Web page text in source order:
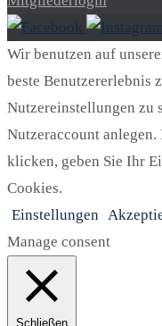
Wir benutzen auf
beste Benutzererlebnis
Nutzereinstellungen zu
Nutzeraccount
klicken, geben Sie Ihr
Cookies.
Einstellungen
Manage consent
Schließen